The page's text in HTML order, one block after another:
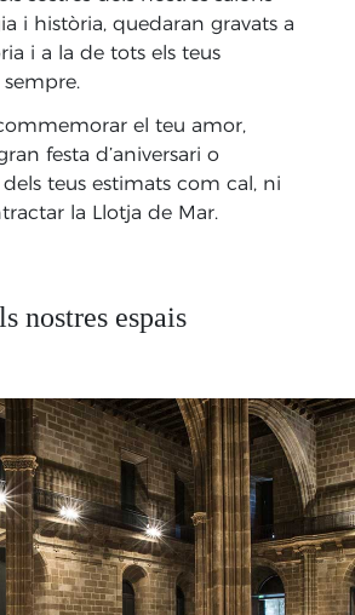
i història, quedaran gravats a
i a la de tots els teus
el teu amor,
festa d’aniversari o
teus estimats com cal, ni
la Llotja de Mar.
nostres espais